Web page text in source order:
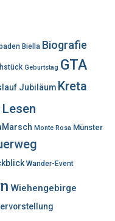
baden Biella Biografie
Geburtstag GTA
Jubiläum Kreta
Lesen
Monte Rosa Münster
Wander-Event
Wiehengebirge